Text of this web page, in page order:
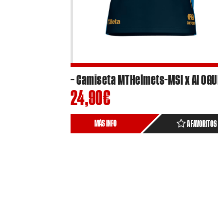
24,90€
MÁS INFO A FAVORITOS